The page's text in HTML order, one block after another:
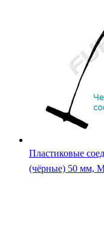
Пластиковые
(чёрные) 50 мм,